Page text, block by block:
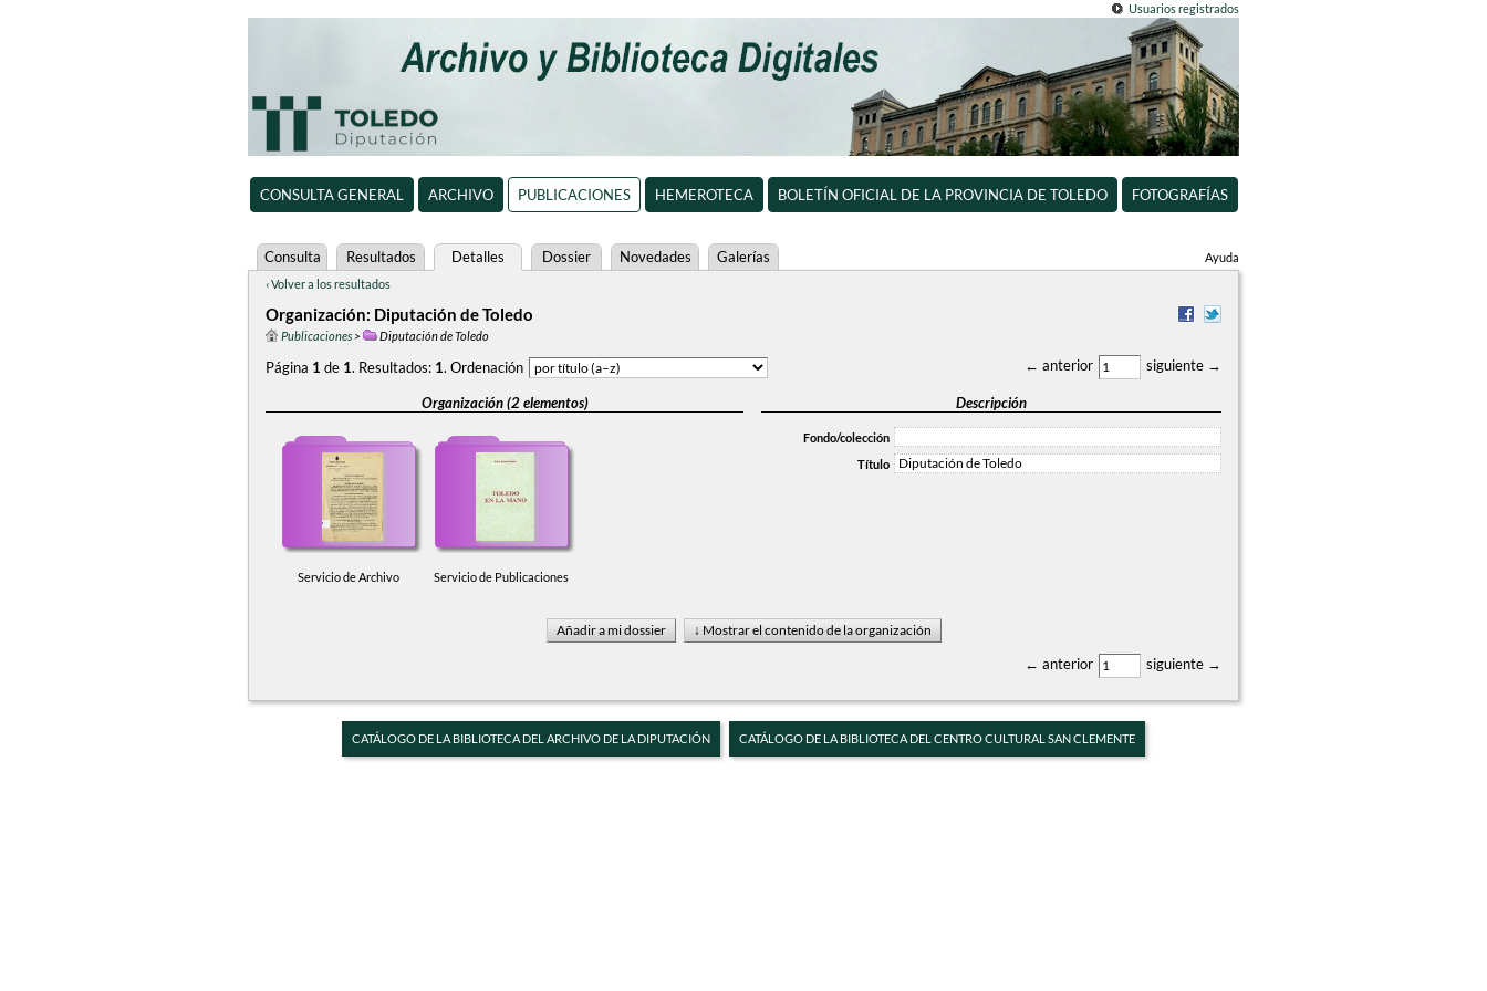
Usuarios registrados
CONSULTA GENERAL ARCHIVO PUBLICACIONES HEMEROTECA BOLETÍN OFICIAL DE LA PROVINCIA DE TOLEDO FOTOGRAFÍAS
Ayuda
Consulta Resultados Detalles Dossier Novedades Galerías
‹ Volver a los resultados
Organización: Diputación de Toledo
Publicaciones> Diputación de Toledo
← anterior siguiente →
Página 1 de 1. Resultados: 1. Ordenación
Organización (2 elementos)
Servicio de Archivo Servicio de Publicaciones
Descripción
Fondo/colección
Título
Diputación de Toledo
← anterior siguiente →
CATÁLOGO DE LA BIBLIOTECA DEL ARCHIVO DE LA DIPUTACIÓN CATÁLOGO DE LA BIBLIOTECA DEL CENTRO CULTURAL SAN CLEMENTE